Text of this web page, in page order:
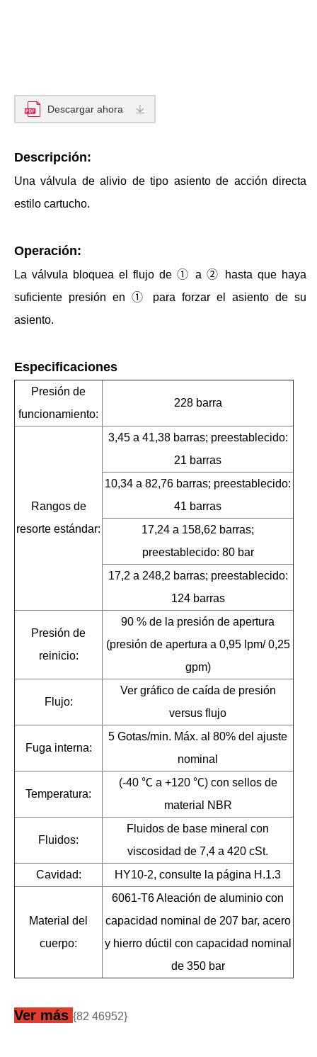
Descargar ahora
Descripción:
Una válvula de alivio de tipo asiento de acción directa
estilo cartucho.
Operación:
La válvula bloquea el flujo de ① a ② hasta que haya
suficiente presión en ① para forzar el asiento de su
asiento.
Especificaciones
Presión de
funcionamiento:
228 barra
Rangos de
resorte estándar:
3,45 a 41,38 barras; preestablecido:
21 barras
10,34 a 82,76 barras; preestablecido:
41 barras
17,24 a 158,62 barras;
preestablecido: 80 bar
17,2 a 248,2 barras; preestablecido:
124 barras
Presión de
reinicio:
90 % de la presión de apertura
(presión de apertura a 0,95 lpm/ 0,25
gpm)
Flujo:
Ver gráfico de caída de presión
versus flujo
Fuga interna:
5 Gotas/min. Máx. al 80% del ajuste
nominal
Temperatura:
(-40 ℃ a +120 ℃) ​​con sellos de
material NBR
Fluidos:
Fluidos de base mineral con
viscosidad de 7,4 a 420 cSt.
Cavidad:
HY10-2, consulte la página H.1.3
Material del
cuerpo:
6061-T6 Aleación de aluminio con
capacidad nominal de 207 bar, acero
y hierro dúctil con capacidad nominal
de 350 bar
Ver más {82 46952}